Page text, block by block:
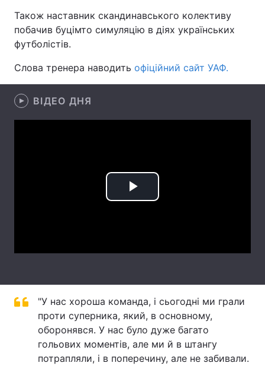
Економіка Світ
Спорт
Техно і зв'язок Лайт
Зброя
Здоров'я Туризм
Регіони
Архів Вакансії
Послуги
Також наставник скандинавського колективу
побачив буцімто симуляцію в діях українських
футболістів.
Слова тренера наводить офіційний сайт УАФ.
ВІДЕО ДНЯ
Play
"У нас хороша команда, і сьогодні ми грали
проти суперника, який, в основному,
оборонявся. У нас було дуже багато
гольових моментів, але ми й в штангу
потрапляли, і в поперечину, але не забивали.